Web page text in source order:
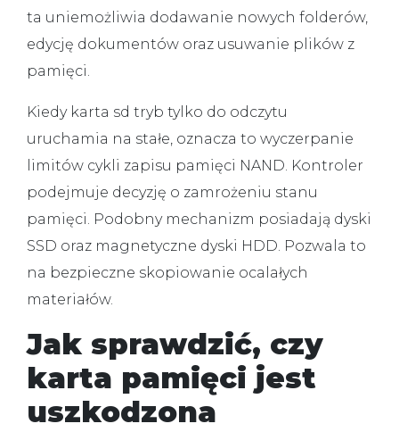
ta uniemożliwia dodawanie nowych folderów,
edycję dokumentów oraz usuwanie plików z
pamięci.
Kiedy karta sd tryb tylko do odczytu
uruchamia na stałe, oznacza to wyczerpanie
limitów cykli zapisu pamięci NAND. Kontroler
podejmuje decyzję o zamrożeniu stanu
pamięci. Podobny mechanizm posiadają dyski
SSD oraz magnetyczne dyski HDD. Pozwala to
na bezpieczne skopiowanie ocalałych
materiałów.
Jak sprawdzić, czy
karta pamięci jest
uszkodzona